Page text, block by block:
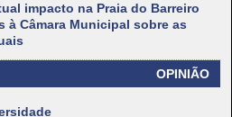
impacto na Praia do Barreiro
à Câmara Municipal sobre as
OPINIÃO